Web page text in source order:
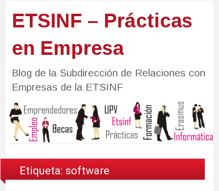
ETSINF – Prácticas
en Empresa
Blog de la Subdirección de Relaciones con
Empresas de la ETSINF
Etiqueta: software